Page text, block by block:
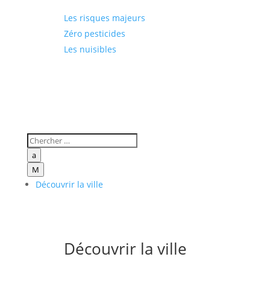
Les risques majeurs
Zéro pesticides
Les nuisibles
a
M
Découvrir la ville
Découvrir la ville